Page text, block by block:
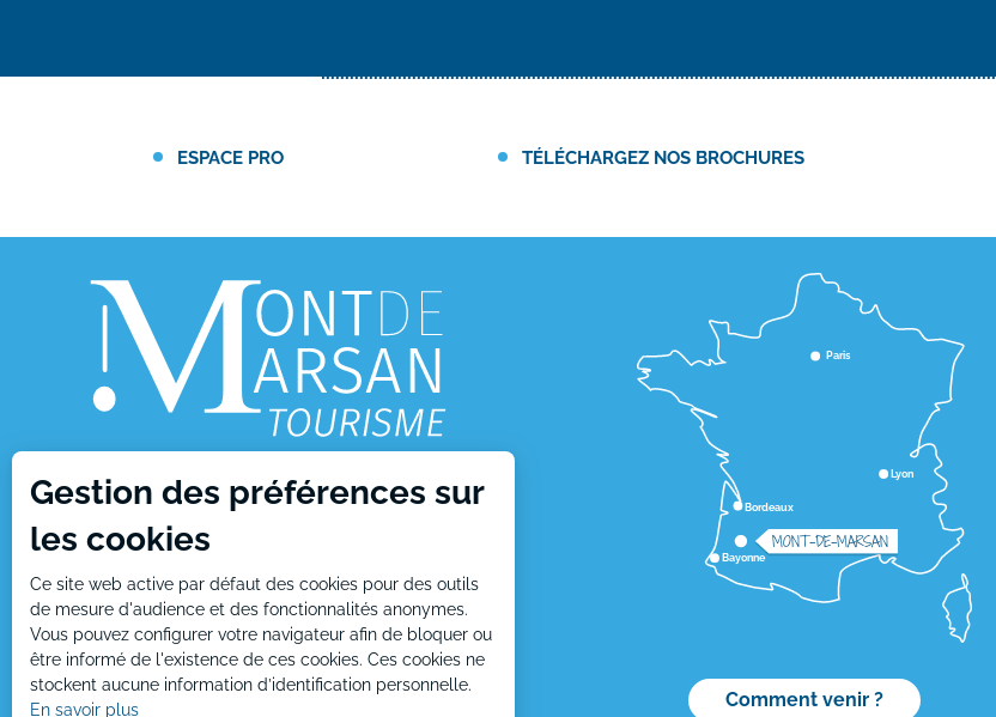
ESPACE PRO TÉLÉCHARGEZ NOS BROCHURES
1, place Charles de Gaulle
40000 Mont de Marsan
Tél : +33 (0)5 58 05 87 37
Lyon
Bordeaux
Paris
Bayonne
MONT-DE-MARSAN
Comment venir ?
Gestion des préférences sur
les cookies
Ce site web active par défaut des cookies pour des outils
de mesure d'audience et des fonctionnalités anonymes.
Vous pouvez configurer votre navigateur afin de bloquer ou
être informé de l'existence de ces cookies. Ces cookies ne
stockent aucune information d’identification personnelle.
En savoir plus